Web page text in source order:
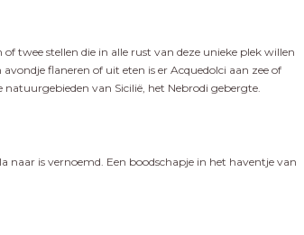
twee stellen die in alle rust van deze unieke plek willen
flaneren of uit eten is er Acquedolci aan zee of
van Sicilië, het Nebrodi gebergte.
naar is vernoemd. Een boodschapje in het haventje van